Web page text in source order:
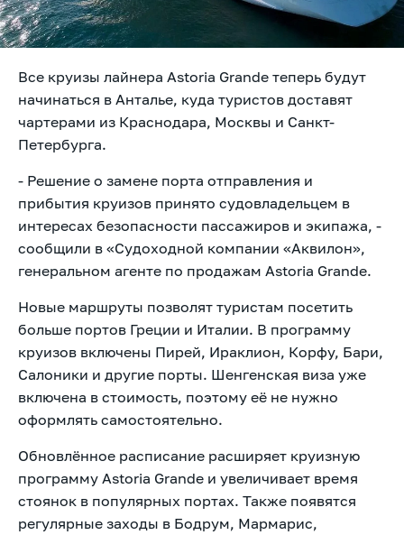
Все круизы лайнера Astoria Grande теперь будут
начинаться в Анталье, куда туристов доставят
чартерами из Краснодара, Москвы и Санкт-
Петербурга.
- Решение о замене порта отправления и
прибытия круизов принято судовладельцем в
интересах безопасности пассажиров и экипажа, -
сообщили в «Судоходной компании «Аквилон»,
генеральном агенте по продажам Astoria Grande.
Новые маршруты позволят туристам посетить
больше портов Греции и Италии. В программу
круизов включены Пирей, Ираклион, Корфу, Бари,
Салоники и другие порты. Шенгенская виза уже
включена в стоимость, поэтому её не нужно
оформлять самостоятельно.
Обновлённое расписание расширяет круизную
программу Astoria Grande и увеличивает время
стоянок в популярных портах. Также появятся
регулярные заходы в Бодрум, Мармарис,